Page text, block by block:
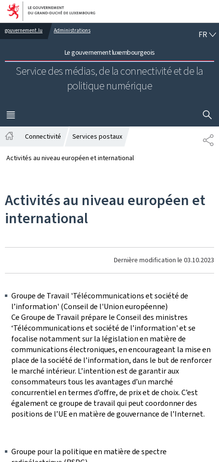
Aller au menu principal
Aller au contenu
gouvernement.lu Administrations
Le gouvernement luxembourgeois
Service des médias, de la connectivité et de la
politique numérique
FR
MENU
PRINCIPAL
Connectivité Services postaux
Activités au niveau européen et international
Activités au niveau européen et
international
Dernière modification le 03.10.2023
Groupe de Travail 'Télécommunications et société de
l’information' (Conseil de l'Union européenne)
Ce Groupe de Travail prépare le Conseil des ministres
‘Télécommunications et société de l’information' et se
focalise notamment sur la législation en matière de
communications électroniques, en encourageant la mise en
place de la société de l’information, dans le but de renforcer
le marché intérieur. L’intention est de garantir aux
consommateurs tous les avantages d’un marché
concurrentiel en termes d’offre, de prix et de choix. C’est
également ce groupe de travail qui peut coordonner des
positions de l’UE en matière de gouvernance de l’Internet.
Groupe pour la politique en matière de spectre